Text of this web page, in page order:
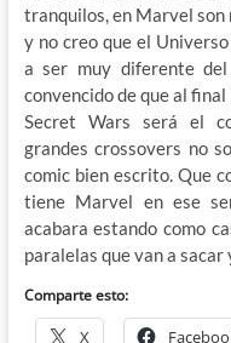
tranquilos, en Marvel son
y no creo que el
a ser muy diferente
convencido de que al
Secret Wars será el
grandes crossovers no
comic bien escrito. Que
tiene Marvel en ese
acabara estando como
paralelas que van a sacar
Comparte esto:
X